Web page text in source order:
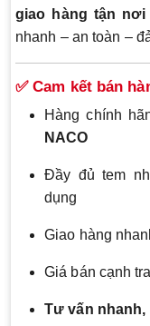
giao hàng tận nơi
nhanh – an toàn –
✅ Cam kết bán
Hàng chính
NACO
Đầy đủ tem
dụng
Giao hàng
Giá bán cạnh
Tư vấn